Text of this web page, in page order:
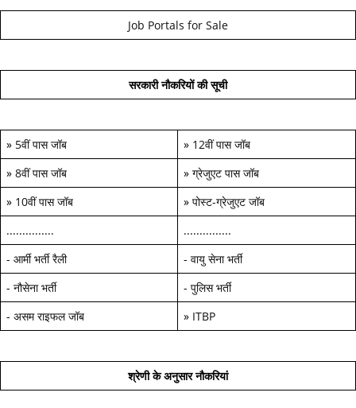
Job Portals for Sale
सरकारी नौकरियों की सूची
» 5वीं पास जॉब » 12वीं पास जॉब
» 8वीं पास जॉब » ग्रेजुएट पास जॉब
» 10वीं पास जॉब » पोस्ट-ग्रेजुएट जॉब
...............
...............
- आर्मी भर्ती रैली - वायु सेना भर्ती
- नौसेना भर्ती - पुलिस भर्ती
- असम राइफल जॉब » ITBP
श्रेणी के अनुसार नौकरियां